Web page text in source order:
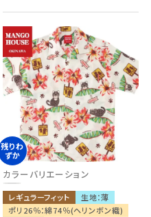
カラーバリエーション
レギュラーフィット
生地：薄
ポリ26％：綿74％(ヘリンボン織)
残りわ
ずか